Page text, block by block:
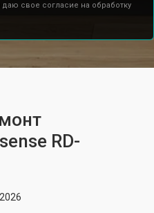
свое согласие на обработку
RD-